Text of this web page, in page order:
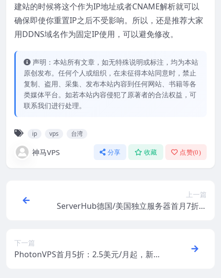
建站的时候将这个作为IP地址或者CNAME解析就可以
确保即使你重置IP之后不受影响。所以，还是推荐大家
用DDNS域名作为固定IP使用，可以避免修改。
声明：本站所有文章，如无特殊说明或标注，均为本站
原创发布。任何个人或组织，在未征得本站同意时，禁止
复制、盗用、采集、发布本站内容到任何网站、书籍等各
类媒体平台。如若本站内容侵犯了原著者的合法权益，可
联系我们进行处理。
ip vps 台湾
神马VPS 分享 收藏 点赞(0)
上一篇
ServerHub德国/美国独立服务器首月7折次
下一篇
PhotonVPS首月5折：2.5美元/月起，新加